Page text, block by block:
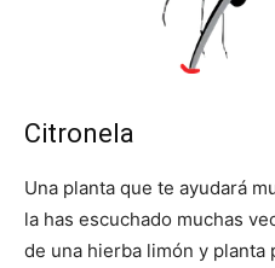
Citronela
Una planta que te ayudará
la has escuchado muchas
de una hierba limón y planta